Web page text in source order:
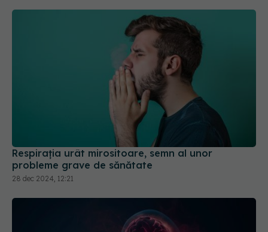
Respirația urât mirositoare, semn al unor
probleme grave de sănătate
28 dec 2024, 12:21